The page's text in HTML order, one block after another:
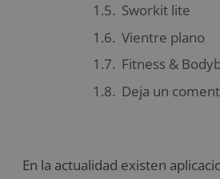
Sworkit lite
Vientre plano
Fitness &
Deja un
En la actualidad existen